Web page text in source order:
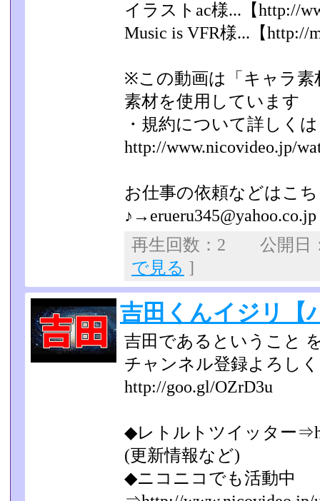
イラストac様...【http://
Music is VFR様...【http://
※この動画は「キャラ素
素材を使用しています
・規約について詳しく
http://www.nicovideo.jp/
お仕事の依頼などはこ
♪→erueru345@yahoo.co.jp
再生回数：2 公開
で見る ]
吉田くんイジリ【
吉田であるということ
チャンネル登録よろ
http://goo.gl/OZrD3u
◆レトルトツイッター
(更新情報など)
◆ニコニコでも活動中